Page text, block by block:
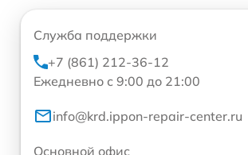
Служба поддержки
+7 (861) 212-36-12
Ежедневно с 9:00 до 21:00
info@krd.ippon-repair-center.ru
Основной офис